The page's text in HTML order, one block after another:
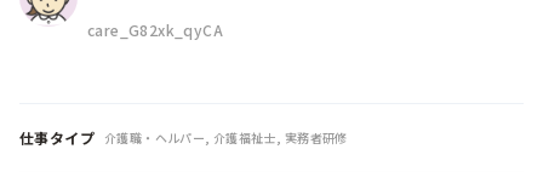
care_G82xk_qyCA
仕事タイプ 介護職・ヘルパー, 介護福祉士, 実務者研修